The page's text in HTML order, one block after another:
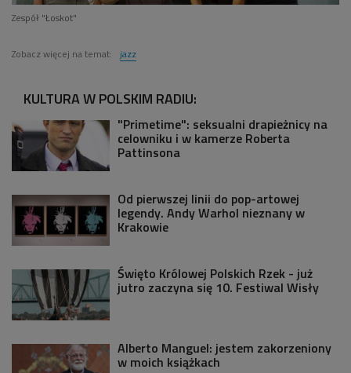
Zespół "Łoskot"
Zobacz więcej na temat: jazz
KULTURA W POLSKIM RADIU:
"Primetime": seksualni drapieżnicy na
celowniku i w kamerze Roberta
Pattinsona
Od pierwszej linii do pop-artowej
legendy. Andy Warhol nieznany w
Krakowie
Święto Królowej Polskich Rzek - już
jutro zaczyna się 10. Festiwal Wisły
Alberto Manguel: jestem zakorzeniony
w moich książkach